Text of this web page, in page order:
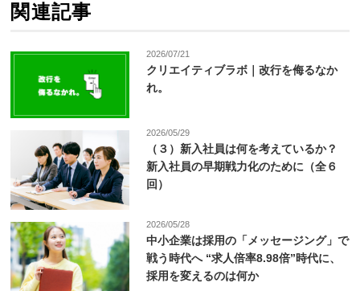
関連記事
2026/07/21
クリエイティブラボ｜改行を侮るなか
れ。
2026/05/29
（３）新入社員は何を考えているか？
新入社員の早期戦力化のために（全６
回）
2026/05/28
中小企業は採用の「メッセージング」で
戦う時代へ “求人倍率8.98倍”時代に、
採用を変えるのは何か